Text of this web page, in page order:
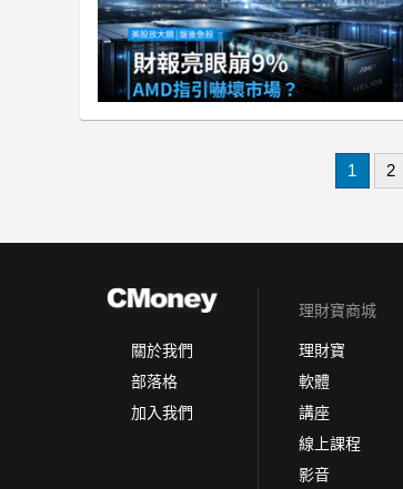
1 2
關於我們
部落格
加入我們
理財寶商城
理財寶
軟體
講座
線上課程
影音